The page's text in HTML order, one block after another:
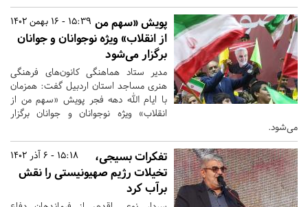
15:39 - 16 بهمن 1402 پویش «سهم من
از انقلاب» ویژه نوجوانان و جوانان
برگزار می‌شود
مدیر ستاد هماهنگی کانون‌های فرهنگی
هنری مساجد استان اردبیل گفت: همزمان
با ایام الله دهه فجر پویش «سهم من از
انقلاب» ویژه نوجوانان و جوانان برگزار
می‌شود.
15:18 - 6 آذر 1402
تفکرات بسیجی،
تخیلات رژیم صهیونیستی را نقش
برآب کرد